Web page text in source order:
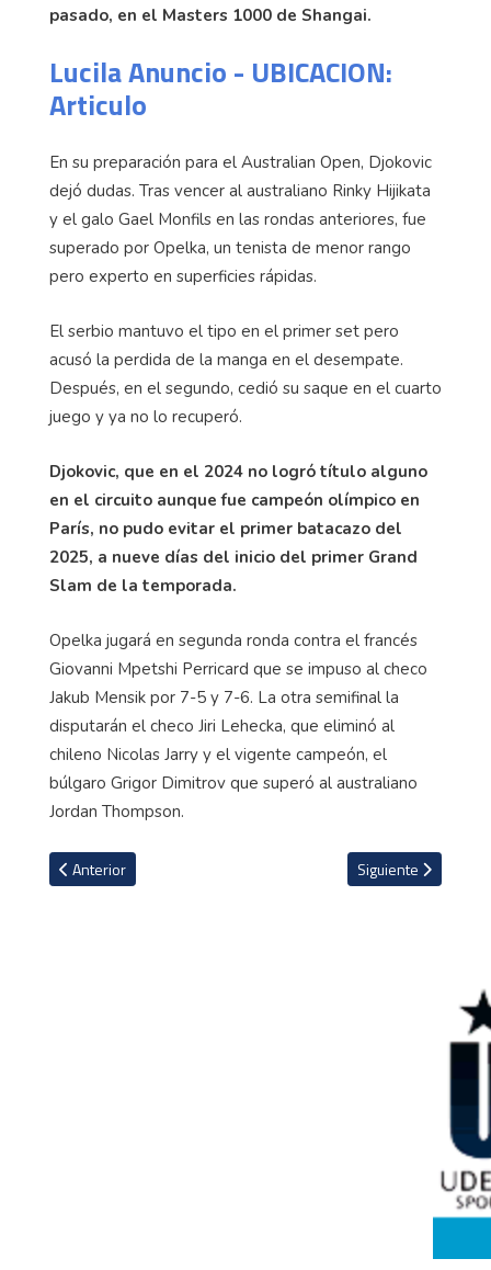
pasado, en el Masters 1000 de Shangai.
Lucila Anuncio - UBICACION:
Articulo
En su preparación para el Australian Open, Djokovic
dejó dudas. Tras vencer al australiano Rinky Hijikata
y el galo Gael Monfils en las rondas anteriores, fue
superado por Opelka, un tenista de menor rango
pero experto en superficies rápidas.
El serbio mantuvo el tipo en el primer set pero
acusó la perdida de la manga en el desempate.
Después, en el segundo, cedió su saque en el cuarto
juego y ya no lo recuperó.
Djokovic, que en el 2024 no logró título alguno
en el circuito aunque fue campeón olímpico en
París, no pudo evitar el primer batacazo del
2025, a nueve días del inicio del primer Grand
Slam de la temporada.
Opelka jugará en segunda ronda contra el francés
Giovanni Mpetshi Perricard que se impuso al checo
Jakub Mensik por 7-5 y 7-6. La otra semifinal la
disputarán el checo Jiri Lehecka, que eliminó al
chileno Nicolas Jarry y el vigente campeón, el
búlgaro Grigor Dimitrov que superó al australiano
Jordan Thompson.
Artículo anterior: La impactante denuncia de Djokovic: "Me
Anterior Artículo siguiente:
Siguiente